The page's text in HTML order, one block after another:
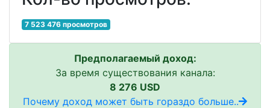
7 523 476 просмотров
Предполагаемый доход:
За время существования канала:
8 276 USD
Почему доход может быть гораздо больше..